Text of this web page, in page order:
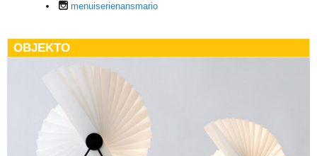
menuiserienansmario
OBJEKTO